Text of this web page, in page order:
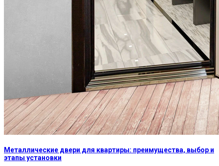
Металлические двери для квартиры: преимущества, выбор и
этапы установки